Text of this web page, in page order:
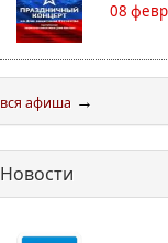
08
вся афиша →
Новости